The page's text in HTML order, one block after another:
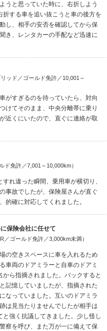
うと思っていた時に、右折しよう
する車を追い抜こうと車の後方を
し、相手の安否を確認してから保
き、レンタカーの手配など迅速に
ッド／ゴールド免許／10,001～
がすぎるのを待っていたら、対向
けてそのまま、中央分離帯に乗り
近くにいたので、直ぐに連絡が取
ド免許／7,001～10,000km）
れ違った瞬間、乗用車が横切り、
事故でしたが、保険屋さんが直ぐ
的確に対応してくれました。
保険会社に任せて
／ゴールド免許／3,000km未満）
の空きスペースに車を入れるため
車両のドアミラーと自車のドアミ
ら指摘されました。バックすると
記憶していましたが、指摘された
なっていました。互いのドアミラ
は見当たりませんでしたが相手は
強く抗議してきました。少し怪し
察を呼び、また万が一に備えて保